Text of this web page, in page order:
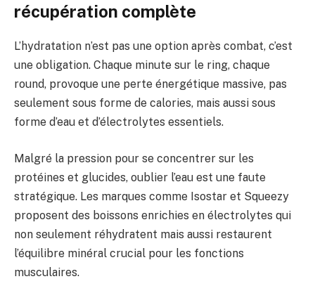
récupération complète
L’hydratation n’est pas une option après combat, c’est
une obligation. Chaque minute sur le ring, chaque
round, provoque une perte énergétique massive, pas
seulement sous forme de calories, mais aussi sous
forme d’eau et d’électrolytes essentiels.
Malgré la pression pour se concentrer sur les
protéines et glucides, oublier l’eau est une faute
stratégique. Les marques comme Isostar et Squeezy
proposent des boissons enrichies en électrolytes qui
non seulement réhydratent mais aussi restaurent
l’équilibre minéral crucial pour les fonctions
musculaires.